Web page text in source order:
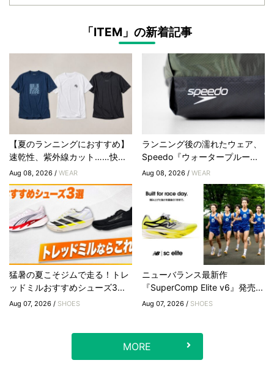
「ITEM」の新着記事
【夏のランニングにおすすめ】
速乾性、紫外線カット……快...
Aug 08, 2026 / WEAR
ランニング後の濡れたウェア、
Speedo『ウォータープルー...
Aug 08, 2026 /WEAR
猛暑の夏こそジムで走る！トレ
ッドミルおすすめシューズ3...
Aug 07, 2026 / SHOES
ニューバランス最新作
『SuperComp Elite v6』発売...
Aug 07, 2026 / SHOES
MORE